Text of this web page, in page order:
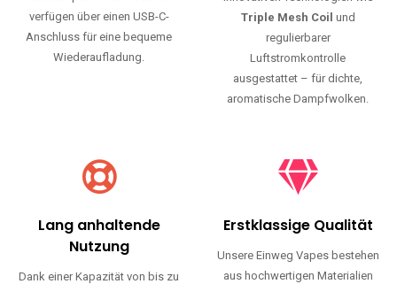
verfügen über einen USB-C-
Anschluss für eine bequeme
Wiederaufladung.
Triple Mesh Coil und
regulierbarer
Luftstromkontrolle
ausgestattet – für dichte,
aromatische Dampfwolken.
Lang anhaltende
Nutzung
Dank einer Kapazität von bis zu
Erstklassige Qualität
Unsere Einweg Vapes bestehen
aus hochwertigen Materialien